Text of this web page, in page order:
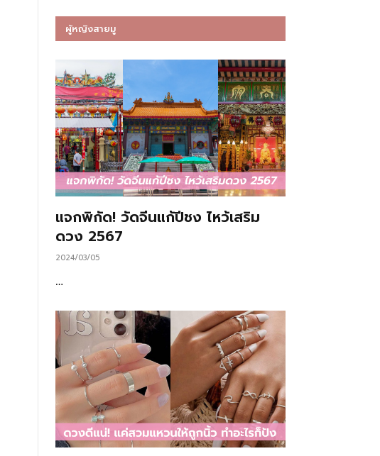
ผู้หญิงสายมู
แจกพิกัด! วัดจีนแก้ปีชง ไหว้เสริม
ดวง 2567
2024/03/05
…